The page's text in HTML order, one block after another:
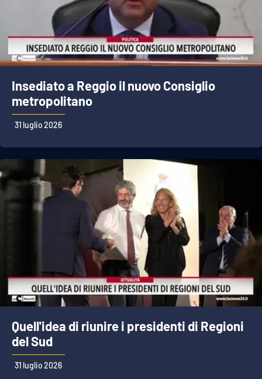
Ilreggino.it
Cosenzachannel.it
Ilvibonese.it
Catanzarochannel.it
Android
Apple
Insediato a Reggio il nuovo Consiglio
metropolitano
31 luglio 2026
Quell'idea di riunire i presidenti di Regioni
del Sud
31 luglio 2026